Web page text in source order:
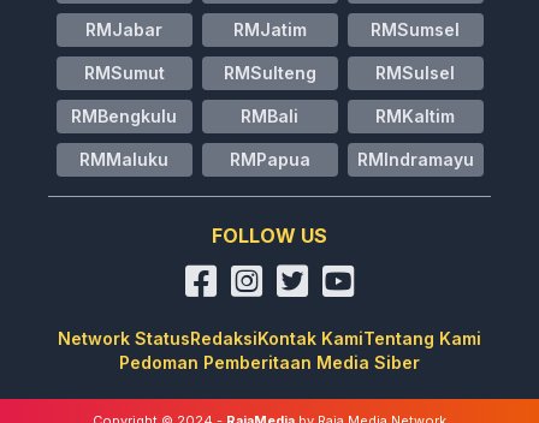
RMJabar RMJatim RMSumsel
RMSumut RMSulteng RMSulsel
RMBengkulu RMBali RMKaltim
RMMaluku RMPapua RMIndramayu
FOLLOW US
Network StatusRedaksiKontak KamiTentang Kami
Pedoman Pemberitaan Media Siber